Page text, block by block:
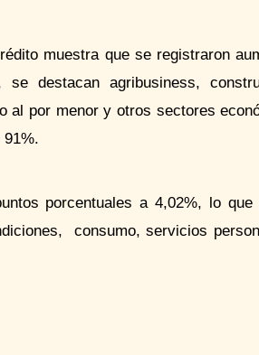
muestra que se registraron
se destacanagribusiness,
al por menor y otros sectores
porcentuales a 4,02%, lo que
consumo, servicios